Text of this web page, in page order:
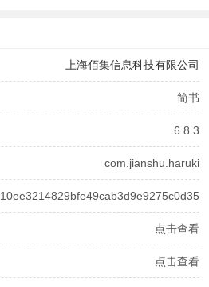
上海佰集信息科技有限公司
简书
6.8.3
com.jianshu.haruki
10ee3214829bfe49cab3d9e9275c0d35
点击查看
点击查看